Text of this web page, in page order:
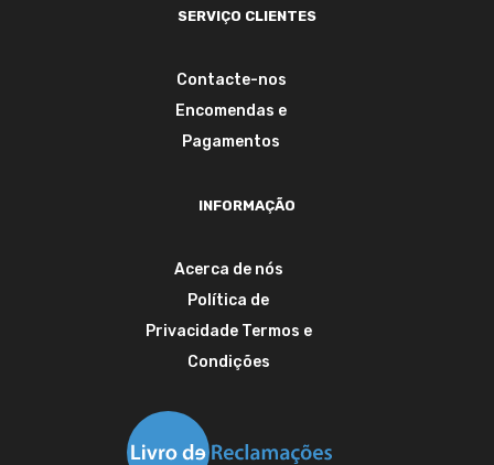
SERVIÇO CLIENTES
Contacte-nos
Encomendas e
Pagamentos
INFORMAÇÃO
Acerca de nós
Política de
Privacidade Termos e
Condições